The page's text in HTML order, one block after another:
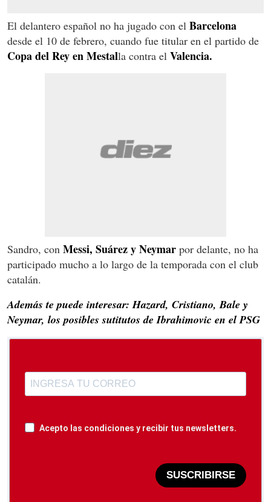
El delantero español no ha jugado con el Barcelona
desde el 10 de febrero, cuando fue titular en el partido de
Copa del Rey en Mestalla contra el Valencia.
Sandro, con Messi, Suárez y Neymar por delante, no ha
participado mucho a lo largo de la temporada con el club
catalán.
Además te puede interesar: Hazard, Cristiano, Bale y
Neymar, los posibles sutitutos de Ibrahimovic en el PSG
Acepto las condiciones y recibir tus newsletters.
SUSCRIBIRSE